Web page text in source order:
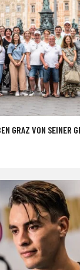
GRAZ VON SEINER